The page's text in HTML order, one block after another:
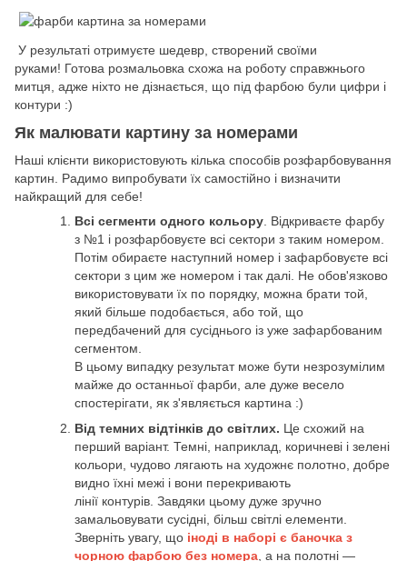
У результаті отримуєте шедевр, створений своїми
руками! Готова розмальовка схожа на роботу справжнього
митця, адже ніхто не дізнається, що під фарбою були цифри і
контури :)
Як малювати картину за номерами
Наші клієнти використовують кілька способів розфарбовування
картин. Радимо випробувати їх самостійно і визначити
найкращий для себе!
Всі сегменти одного кольору . Відкриваєте фарбу
з №1 і розфарбовуєте всі сектори з таким номером.
Потім обираєте наступний номер і зафарбовуєте всі
сектори з цим же номером і так далі. Не обов'язково
використовувати їх по порядку, можна брати той,
який більше подобається, або той, що
передбачений для сусіднього із уже зафарбованим
сегментом.
В цьому випадку результат може бути незрозумілим
майже до останньої фарби, але дуже весело
спостерігати, як з'являється картина :)
Від темних відтінків до світлих. Це схожий на
перший варіант. Темні, наприклад, коричневі і зелені
кольори, чудово лягають на художнє полотно, добре
видно їхні межі і вони перекривають
лінії контурів. Завдяки цьому дуже зручно
замальовувати сусідні, більш світлі елементи.
Зверніть увагу, що іноді в наборі є баночка з
чорною фарбою без номера , а на полотні —